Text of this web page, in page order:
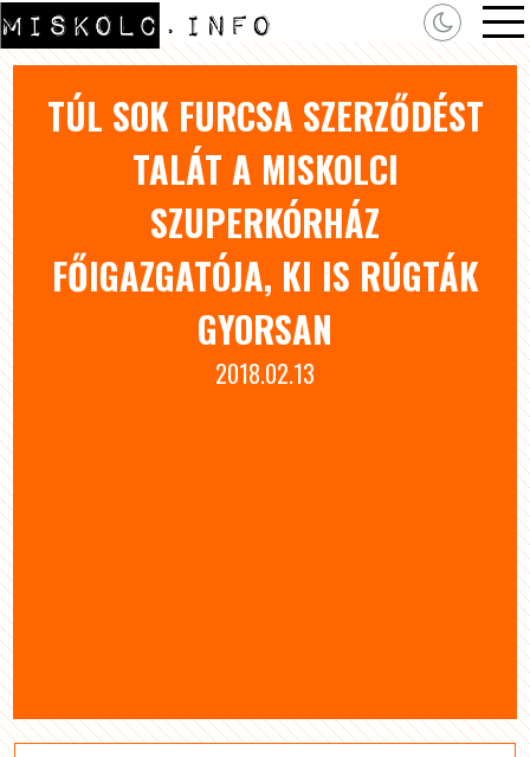
TÚL SOK FURCSA SZERZŐDÉST
TALÁT A MISKOLCI
SZUPERKÓRHÁZ
FŐIGAZGATÓJA, KI IS RÚGTÁK
GYORSAN
2018.02.13